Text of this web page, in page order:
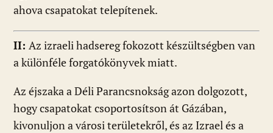
ahova csapatokat telepítenek.
II: Az izraeli hadsereg fokozott készültségben van
a különféle forgatókönyvek miatt.
Az éjszaka a Déli Parancsnokság azon dolgozott,
hogy csapatokat csoportosítson át Gázában,
kivonuljon a városi területekről, és az Izrael és a